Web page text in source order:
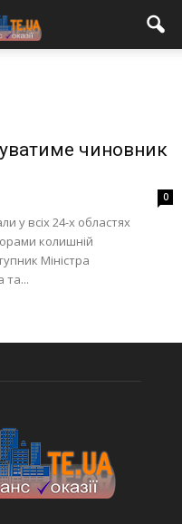
чиновник
0
у всіх 24-х областях
колишній
Міністра
та...